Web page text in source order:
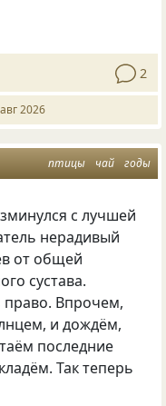
2
2026
птицы чай годы
с лучшей
нерадивый
от общей
сустава.
Впрочем,
и дождём,
последние
Так теперь